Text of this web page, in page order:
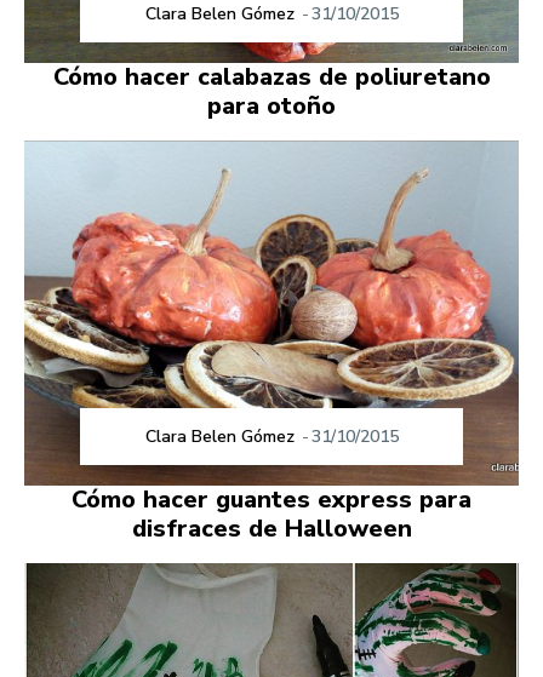
Clara Belen Gómez -31/10/2015
Cómo hacer calabazas de poliuretano
para otoño
Clara Belen Gómez -31/10/2015
Cómo hacer guantes express para
disfraces de Halloween